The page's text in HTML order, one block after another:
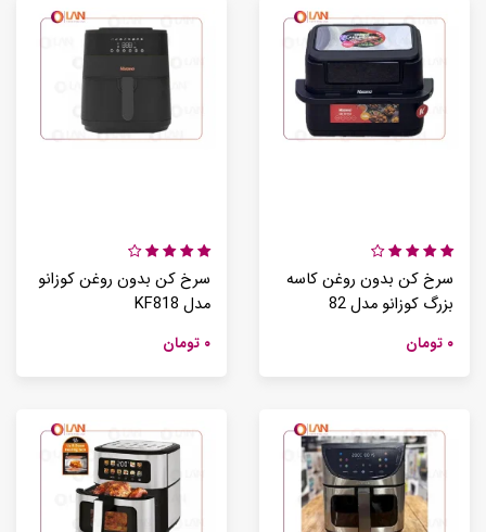
سرخ کن بدون روغن کاسه
بزرگ کوزانو مدل 82
۰ تومان
سرخ کن بدون روغن کوزانو
مدل KF818
۰ تومان